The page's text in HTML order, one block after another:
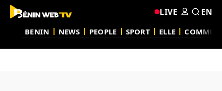
BENIN NEWS PEOPLE SPORT ELLE
LIVE EN